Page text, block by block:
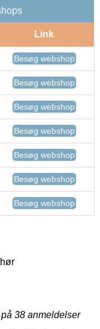
Link
Besøg webshop
Besøg webshop
Besøg webshop
Besøg webshop
Besøg webshop
Besøg webshop
Besøg webshop
38 anmeldelser